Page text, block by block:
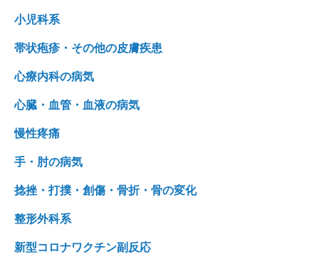
小児科系
帯状疱疹・その他の皮膚疾患
心療内科の病気
心臓・血管・血液の病気
慢性疼痛
手・肘の病気
捻挫・打撲・創傷・骨折・骨の変化
整形外科系
新型コロナワクチン副反応